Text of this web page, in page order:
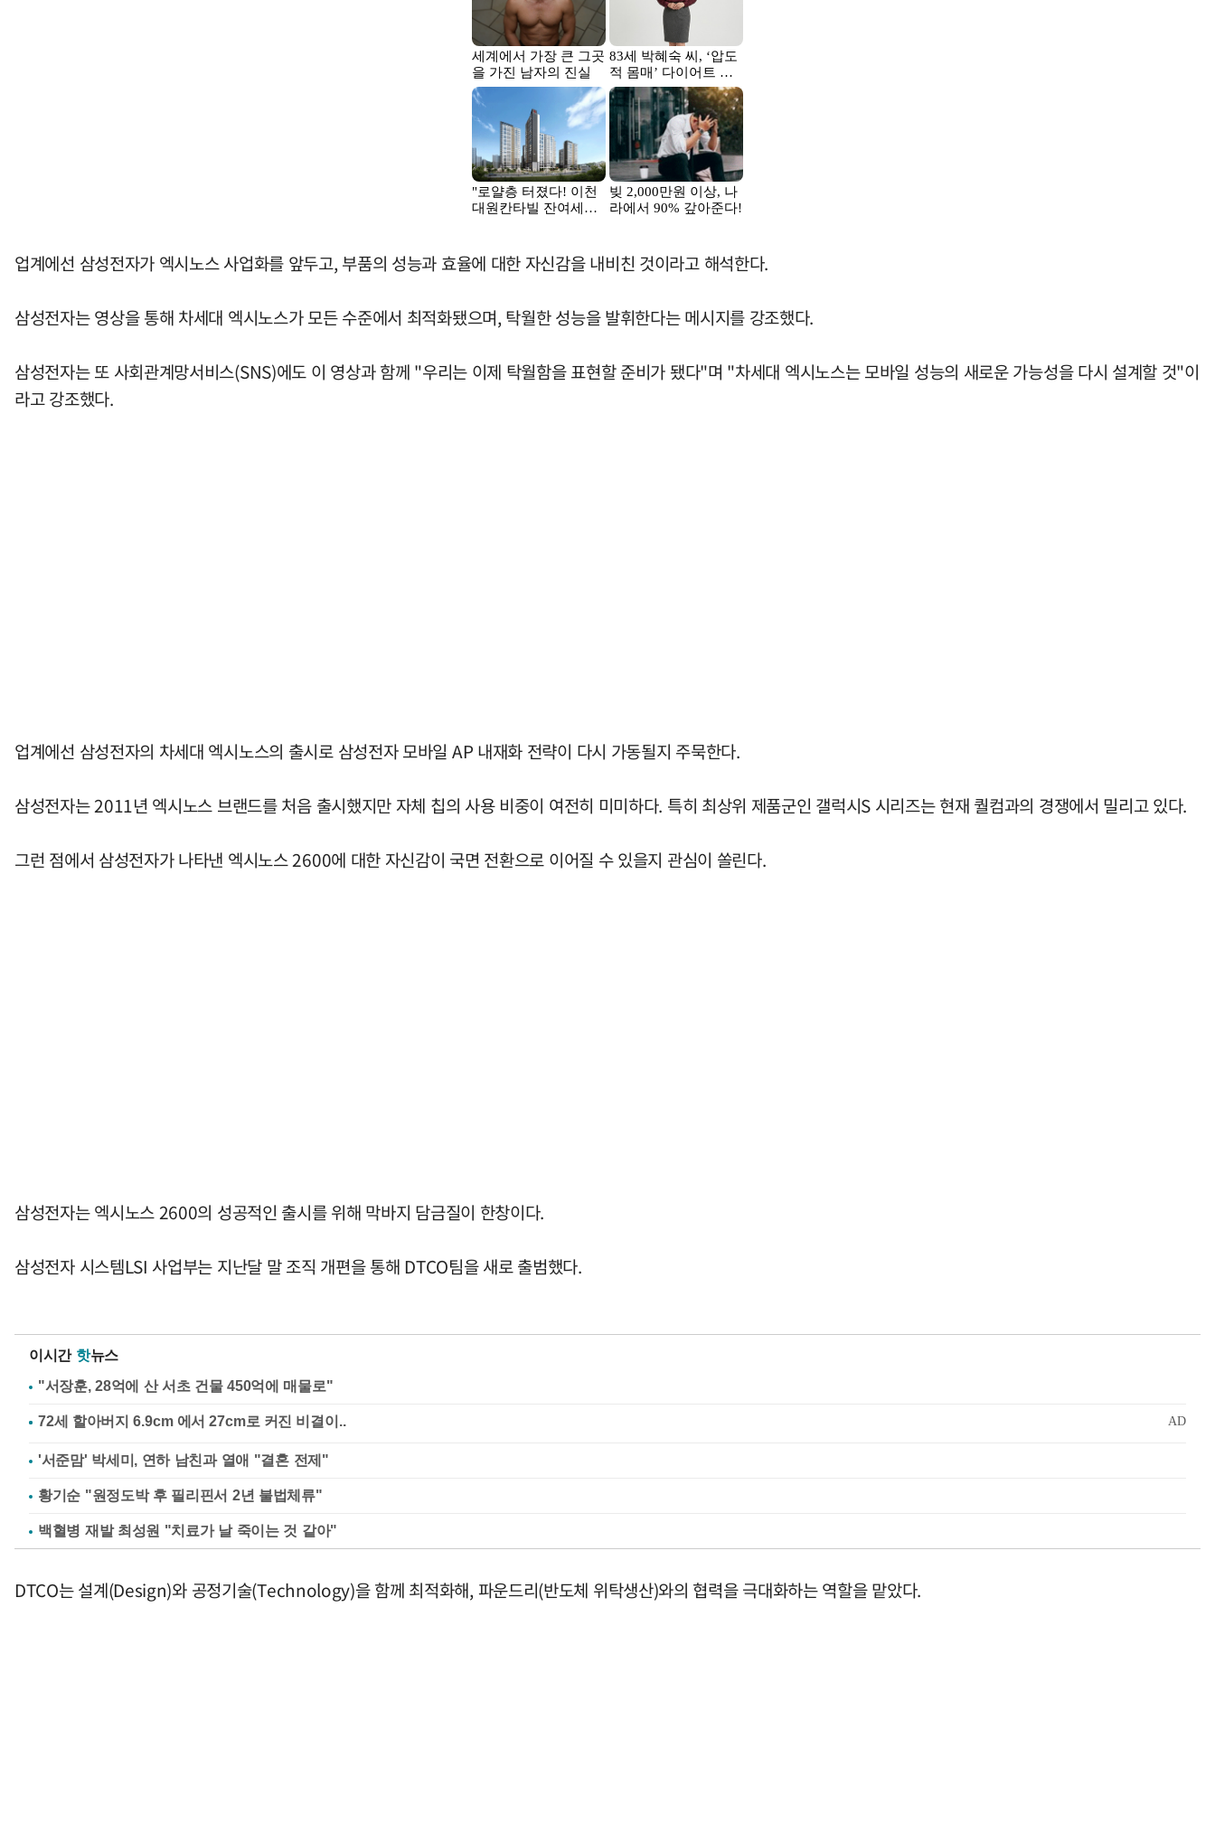
업계에선 삼성전자가 엑시노스 사업화를 앞두고, 부품의 성능과 효율에 대한 자신감을 내비친 것이라고 해석한다.
삼성전자는 영상을 통해 차세대 엑시노스가 모든 수준에서 최적화됐으며, 탁월한 성능을 발휘한다는 메시지를 강조했다.
삼성전자는 또 사회관계망서비스(SNS)에도 이 영상과 함께 "우리는 이제 탁월함을 표현할 준비가 됐다"며 "차세대 엑시노스는 모바일 성능의 새로운 가능성을 다시 설계할 것"이
라고 강조했다.
업계에선 삼성전자의 차세대 엑시노스의 출시로 삼성전자 모바일 AP 내재화 전략이 다시 가동될지 주묵한다.
삼성전자는 2011년 엑시노스 브랜드를 처음 출시했지만 자체 칩의 사용 비중이 여전히 미미하다. 특히 최상위 제품군인 갤럭시S 시리즈는 현재 퀄컴과의 경쟁에서 밀리고 있다.
그런 점에서 삼성전자가 나타낸 엑시노스 2600에 대한 자신감이 국면 전환으로 이어질 수 있을지 관심이 쏠린다.
삼성전자는 엑시노스 2600의 성공적인 출시를 위해 막바지 담금질이 한창이다.
삼성전자 시스템LSI 사업부는 지난달 말 조직 개편을 통해 DTCO팀을 새로 출범했다.
이시간 핫뉴스
"서장훈, 28억에 산 서초 건물 450억에 매물로"
'서준맘' 박세미, 연하 남친과 열애 "결혼 전제"
황기순 "원정도박 후 필리핀서 2년 불법체류"
백혈병 재발 최성원 "치료가 날 죽이는 것 같아"
DTCO는 설계(Design)와 공정기술(Technology)을 함께 최적화해, 파운드리(반도체 위탁생산)와의 협력을 극대화하는 역할을 맡았다.